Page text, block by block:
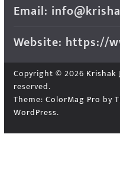
Email:
Website: https://
Copyright © 2026
reserved.
Theme: ColorMag Pro by
WordPress.